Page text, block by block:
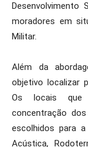
Desenvolvimento
moradores em
Militar.
Além da
objetivo localizar
Os locais que
concentração
escolhidos para
Acústica,